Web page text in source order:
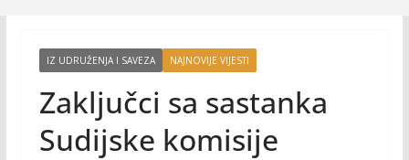
IZ UDRUŽENJA I SAVEZA NAJNOVIJE VIJESTI
Zaključci sa sastanka
Sudijske komisije